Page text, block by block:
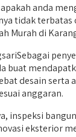
anda
tidak
Murah di
Sebagai
buat
desain serta
anggaran.
inspeksi
eksterior